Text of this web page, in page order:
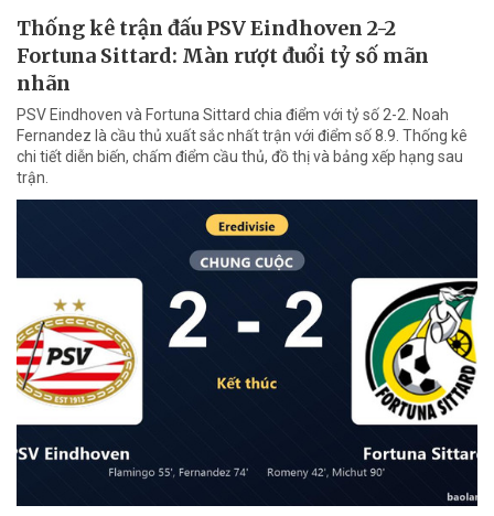
Thống kê trận đấu PSV Eindhoven 2-2
Fortuna Sittard: Màn rượt đuổi tỷ số mãn
nhãn
PSV Eindhoven và Fortuna Sittard chia điểm với tỷ số 2-2. Noah
Fernandez là cầu thủ xuất sắc nhất trận với điểm số 8.9. Thống kê
chi tiết diễn biến, chấm điểm cầu thủ, đồ thị và bảng xếp hạng sau
trận.